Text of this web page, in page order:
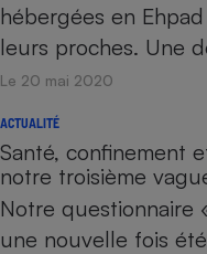
hébergées en
leurs proches. Une
Le 20 mai 2020
ACTUALITÉ
Santé, confinement
notre troisième
Notre questionnaire
une nouvelle fois